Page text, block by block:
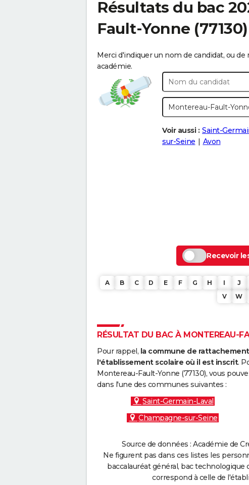
Résultats du bac
Fault-Yonne
Merci d'indiquer un nom de candidat, ou
académie.
Voir aussi : Saint-
sur-Seine
Avon
Recevoir
A B C D E F G H I J
V
W
RÉSULTAT DU BAC À MONTEREAU-
Pour rappel, la commune de
l'établissement scolaire où il est inscrit.
Montereau-Fault-Yonne (77130), vous
dans l'une des communes suivantes :
Saint-Germain-Laval
Champagne-sur-Seine
Source de données : Académie de
Ne figurent pas dans ces listes les
baccalauréat général, bac
correspond à celle de